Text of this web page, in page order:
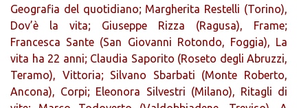
Geografia del quotidiano; Margherita Restelli (Torino),
Dov’è la vita; Giuseppe Rizza (Ragusa), Frame;
Francesca Sante (San Giovanni Rotondo, Foggia), La
vita ha 22 anni; Claudia Saporito (Roseto degli Abruzzi,
Teramo), Vittoria; Silvano Sbarbati (Monte Roberto,
Ancona), Corpi; Eleonora Silvestri (Milano), Ritagli di